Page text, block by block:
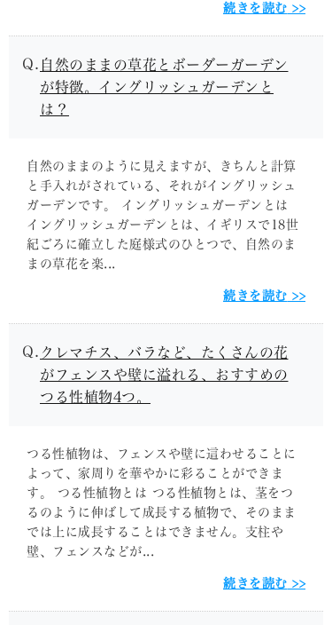
続きを読む
自然のままの草花とボーダーガーデン
が特徴。イングリッシュガーデンと
は？
自然のままのように見えますが、きちんと計算
と手入れがされている、それがイングリッシュ
ガーデンです。 イングリッシュガーデンとは
イングリッシュガーデンとは、イギリスで18世
紀ごろに確立した庭様式のひとつで、自然のま
まの草花を楽...
続きを読む
クレマチス、バラなど、たくさんの花
がフェンスや壁に溢れる、おすすめの
つる性植物4つ。
つる性植物は、フェンスや壁に這わせることに
よって、家周りを華やかに彩ることができま
す。 つる性植物とは つる性植物とは、茎をつ
るのように伸ばして成長する植物で、そのまま
では上に成長することはできません。支柱や
壁、フェンスなどが...
続きを読む